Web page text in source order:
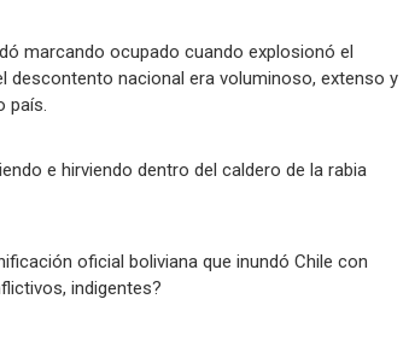
marcando ocupado cuando explosionó el
descontento nacional era voluminoso, extenso y
país.
e hirviendo dentro del caldero de la rabia
oficial boliviana que inundó Chile con
indigentes?